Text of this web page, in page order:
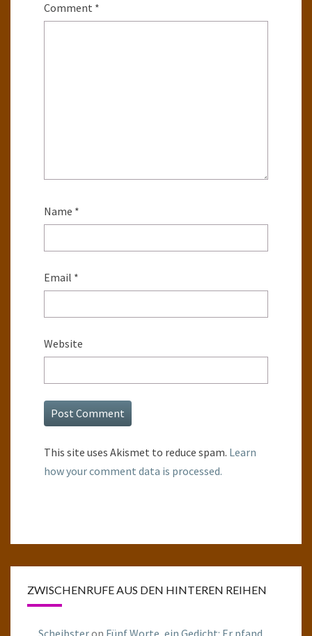
Comment *
Name *
Email *
Website
This site uses Akismet to reduce spam. Learn
how your comment data is processed.
ZWISCHENRUFE AUS DEN HINTEREN REIHEN